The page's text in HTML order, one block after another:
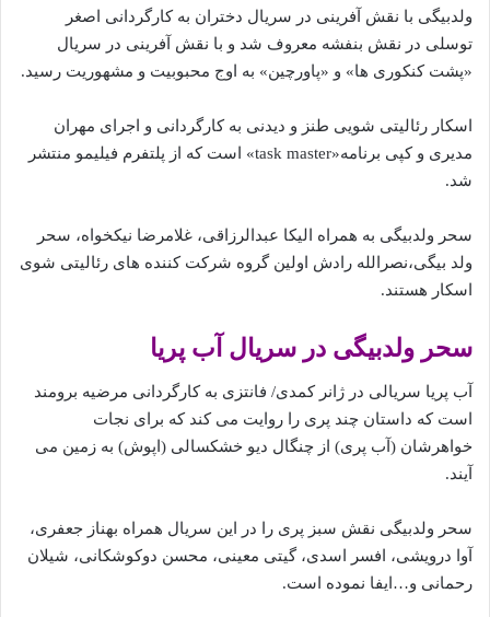
ولدبیگی با نقش آفرینی در سریال دختران به کارگردانی اصغر
توسلی در نقش بنفشه معروف شد و با نقش آفرینی در سریال
«پشت کنکوری ها» و «پاورچین» به اوج محبوبیت و مشهوریت رسید.
اسکار رئالیتی شویی طنز و دیدنی به کارگردانی و اجرای مهران
مدیری و کپی برنامه«task master» است که از پلتفرم فیلیمو منتشر
شد.
سحر ولدبیگی به همراه الیکا عبدالرزاقی، غلامرضا نیکخواه، سحر
ولد بیگی،نصرالله رادش اولین گروه شرکت کننده های رئالیتی شوی
اسکار هستند.
سحر ولدبیگی در سریال آب پریا
آب‌ پریا سریالی در ژانر کمدی/ فانتزی به کارگردانی مرضیه برومند
است که داستان چند پری را روایت می‌ کند که برای نجات
خواهرشان (آب پری) از چنگال دیو خشکسالی (اپوش) به زمین می‌
آیند.
سحر ولدبیگی نقش سبز پری را در این سریال همراه بهناز جعفری،
آوا درویشی، افسر اسدی، گیتی معینی، محسن دوکوشکانی، شیلان
رحمانی و…ایفا نموده است.